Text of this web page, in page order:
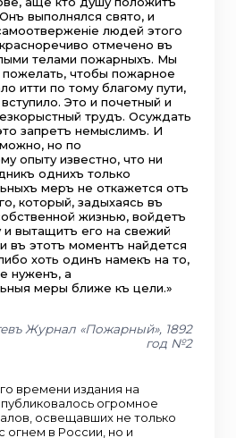
выполнялся свято, и
людей этого
отмечено въ
телами пожарныхъ. Мы
чтобы пожарное
итти по тому благому пути,
Это и почетный и
трудъ. Осуждать
запретъ немыслимъ. И
но по
опыту известно, что ни
однихъ только
меръ не откажется отъ
который, задыхаясь въ
жизнью, войдетъ
и вытащитъ его на свежий
въ этотъ моментъ найдется
хоть одинъ намекъ на то,
нуженъ, а
меры ближе къ цели.»
Журнал «Пожарный», 1892
год №2
времени издания на
огромное
освещавших не только
огнем в России, но и